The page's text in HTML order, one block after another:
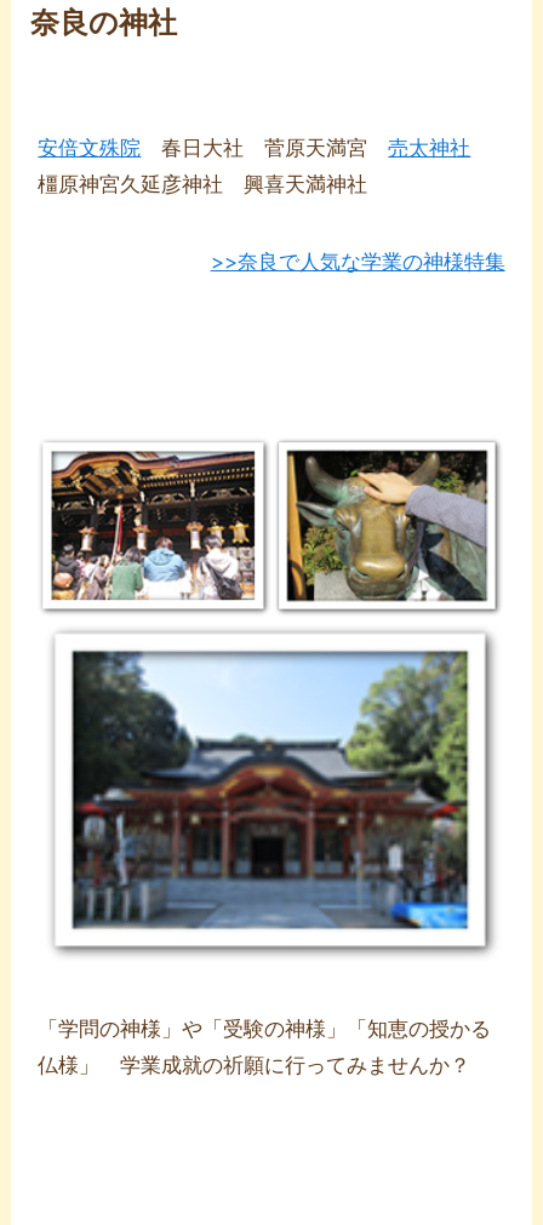
奈良の神社
安倍文殊院 春日大社 菅原天満宮売太神社
橿原神宮久延彦神社 興喜天満神社
>>奈良で人気な学業の神様特集
「学問の神様」や「受験の神様」「知恵の授かる
仏様」 学業成就の祈願に行ってみませんか？